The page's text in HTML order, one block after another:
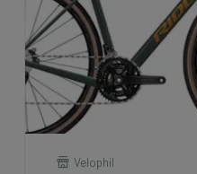
Velophil